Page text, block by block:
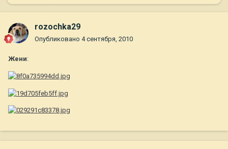
rozochka29
Опубликовано 4 сентября, 2010
Жени: